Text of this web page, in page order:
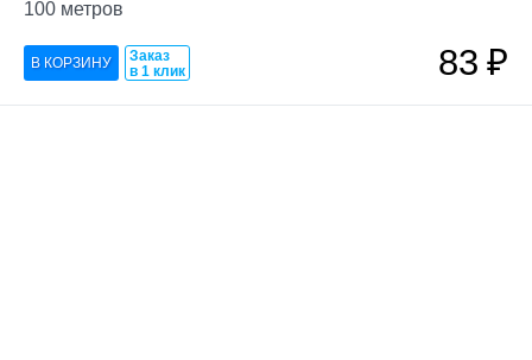
100 метров
Заказ
в 1 клик
83₽